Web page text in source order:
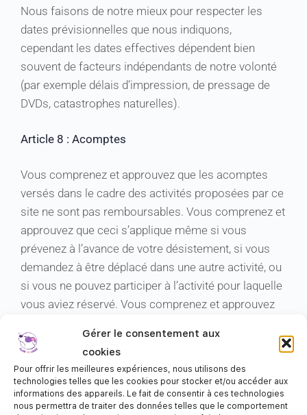
Gérer le consentement aux
cookies
Pour offrir les meilleures expériences, nous utilisons des
technologies telles que les cookies pour stocker et/ou accéder aux
informations des appareils. Le fait de consentir à ces technologies
nous permettra de traiter des données telles que le comportement
Nous faisons de notre mieux pour respecter les
dates prévisionnelles que nous indiquons,
cependant les dates effectives dépendent bien
souvent de facteurs indépendants de notre volonté
(par exemple délais d’impression, de pressage de
DVDs, catastrophes naturelles).
Article 8 : Acomptes
Vous comprenez et approuvez que les acomptes
versés dans le cadre des activités proposées par ce
site ne sont pas remboursables. Vous comprenez et
approuvez que ceci s’applique même si vous
prévenez à l’avance de votre désistement, si vous
demandez à être déplacé dans une autre activité, ou
si vous ne pouvez participer à l’activité pour laquelle
vous aviez réservé. Vous comprenez et approuvez
ce site vous abandonnez tout droit de rétractation
ou de remboursement octroyé par le mécanisme de
paiement ou tout autre organisme. Ceci inclue (liste
non exhaustive) les garanties de votre carte de